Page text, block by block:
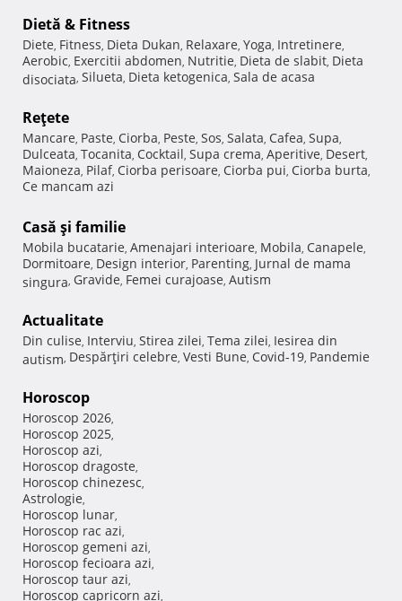
Dietă & Fitness
Diete, Fitness, Dieta Dukan, Relaxare, Yoga, Intretinere,
Aerobic, Exercitii abdomen, Nutritie, Dieta de slabit, Dieta
disociata, Silueta, Dieta ketogenica, Sala de acasa
Reţete
Mancare, Paste, Ciorba, Peste, Sos, Salata, Cafea, Supa,
Dulceata, Tocanita, Cocktail, Supa crema, Aperitive, Desert,
Maioneza, Pilaf, Ciorba perisoare, Ciorba pui, Ciorba burta,
Ce mancam azi
Casă şi familie
Mobila bucatarie, Amenajari interioare, Mobila, Canapele,
Dormitoare, Design interior, Parenting, Jurnal de mama
singura, Gravide, Femei curajoase, Autism
Actualitate
Din culise, Interviu, Stirea zilei, Tema zilei, Iesirea din
autism, Despărţiri celebre, Vesti Bune, Covid-19, Pandemie
Horoscop
Horoscop 2026,
Horoscop 2025,
Horoscop azi,
Horoscop dragoste,
Horoscop chinezesc,
Astrologie,
Horoscop lunar,
Horoscop rac azi,
Horoscop gemeni azi,
Horoscop fecioara azi,
Horoscop taur azi,
Horoscop capricorn azi,